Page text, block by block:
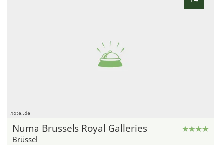
hotel.de
Numa Brussels Royal Galleries
Brüssel